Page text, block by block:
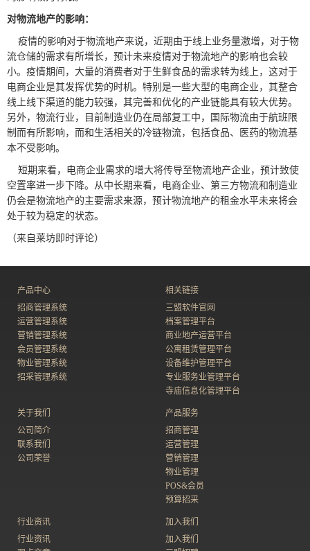
对物流地产的影响：
疫情的影响对于物流地产来说，近期由于线上业务量激增，对于物
流仓储的需求有所增长，预计未来疫情对于物流地产的影响也会较
小。疫情期间，大量的消费者对于生鲜食品的需求转为线上，这对于
电商企业是其发挥优势的时机。特别是一些大型的电商企业，其整合
线上线下渠道的能力较强，其完善和优化的产业链能具有较大优势。
另外，物流行业，目前制造业仍在局部复工中，国际物流由于航班限
制而有所影响，而和生活相关的冷链物流，包括食品、医药的物流基
本不受影响。
短期来看，电商企业需求的增大将传导至物流地产企业，预计致使
空置率进一步下降。从中长期来看，电商企业、第三方物流和制造业
仍会是物流地产的主要需求来源，预计物流地产的租金水平未来将会
处于较为稳定的状态。
（来自莱坊即时评论）
产品中心
招商管理系统
运营管理系统
营销管理系统
会员管理系统
物业管理系统
招采管理系统
相关链接
三盟软件官网
档案管理平台
商业地产运营平台
公寓租赁管理平台
设备维护管理平台
专业服务业管理平台
寺庙信息化管理平台
关于我们
公司简介
联系我们
公司荣誉
产品服务
招商管理
运营管理
营销管理
物业管理
POS&会员
预算招采
行业资讯
行业资讯
加入我们
加入我们